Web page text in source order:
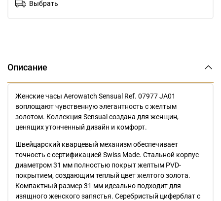
Выбрать
Описание
Женские часы Aerowatch Sensual Ref. 07977 JA01
воплощают чувственную элегантность с желтым
золотом. Коллекция Sensual создана для женщин,
ценящих утонченный дизайн и комфорт.
Швейцарский кварцевый механизм обеспечивает
точность с сертификацией Swiss Made. Стальной корпус
диаметром 31 мм полностью покрыт желтым PVD-
покрытием, создающим теплый цвет желтого золота.
Компактный размер 31 мм идеально подходит для
изящного женского запястья. Серебристый циферблат с